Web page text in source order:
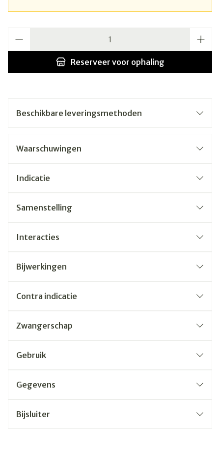
Reserveer voor ophaling
Beschikbare leveringsmethoden
Waarschuwingen
Indicatie
Samenstelling
Interacties
Bijwerkingen
Contra indicatie
Zwangerschap
Gebruik
Gegevens
Bijsluiter